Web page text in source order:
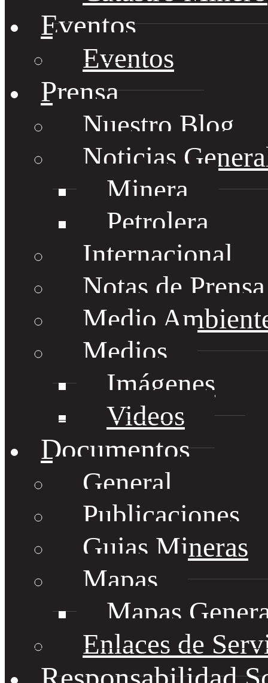
Eventos
Eventos
Prensa
Nuestro Blog
Noticias
Minera
Petrolera
Internacional
Notas de
Medio
Medios
Imágenes
Videos
Documentos
General
Publicaciones
Guias Mineras
Mapas
Mapas
Enlaces de